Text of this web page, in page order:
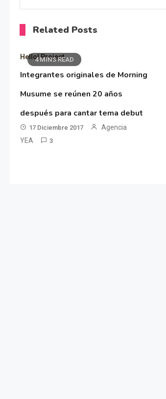
Related Posts
4 MINS READ
Hello! Project
Integrantes originales de Morning
Musume se reúnen 20 años
después para cantar tema debut
17 Diciembre 2017
Agencia
YEA
3